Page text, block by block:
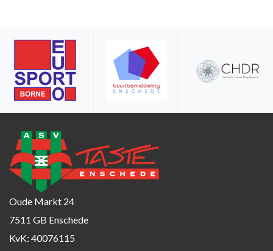
Oude Markt 24
7511 GB Enschede
KvK: 40076115